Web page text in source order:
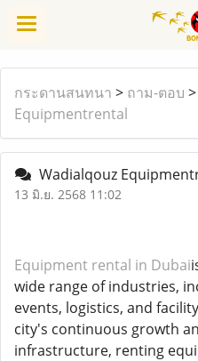
กระดานสนทนา > ถาม-ตอบ >
Equipmentrental
Wadialqouz
13 มิ.ย. 2568 11:02
Equipment rental in Dubai
wide range of industries,
events, logistics, and
city's continuous growth
infrastructure, renting